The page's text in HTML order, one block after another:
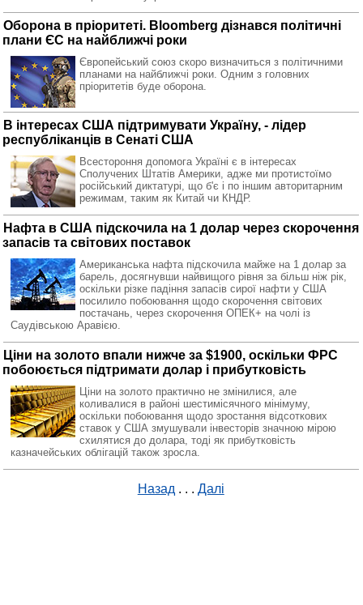
Оборона в пріоритеті. Bloomberg дізнався політичні
плани ЄС на найближчі роки
Європейський союз скоро визначиться з політичними
планами на найближчі роки. Одним з головних
пріоритетів буде оборона.
В інтересах США підтримувати Україну, - лідер
республіканців в Сенаті США
Всестороння допомога Україні є в інтересах
Сполучених Штатів Америки, адже ми протистоїмо
російський диктатурі, що б'є і по іншим авторитарним
режимам, таким як Китай чи КНДР.
Нафта в США підскочила на 1 долар через скорочення
запасів та світових поставок
Американська нафта підскочила майже на 1 долар за
барель, досягнувши найвищого рівня за більш ніж рік,
оскільки різке падіння запасів сирої нафти у США
посилило побоювання щодо скорочення світових
постачань, через скорочення ОПЕК+ на чолі із
Саудівською Аравією.
Ціни на золото впали нижче за $1900, оскільки ФРС
побоюється підтримати долар і прибутковість
Ціни на золото практично не змінилися, але
коливалися в районі шестимісячного мінімуму,
оскільки побоювання щодо зростання відсоткових
ставок у США змушували інвесторів значною мірою
схилятися до долара, тоді як прибутковість
казначейських облігацій також зросла.
Назад . . . Далі